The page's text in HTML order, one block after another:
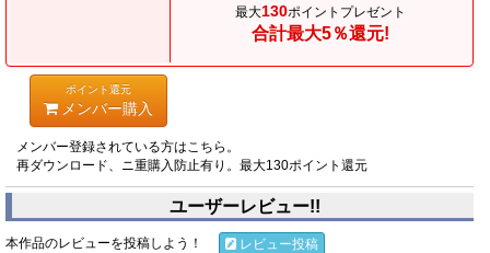
最大130ポイントプレゼント
合計最大5％還元!
ポイント還元
メンバー購入
メンバー登録されている方はこちら。
再ダウンロード、ニ重購入防止有り。最大130ポイント還元
ユーザーレビュー!!
本作品のレビューを投稿しよう！
レビュー投稿